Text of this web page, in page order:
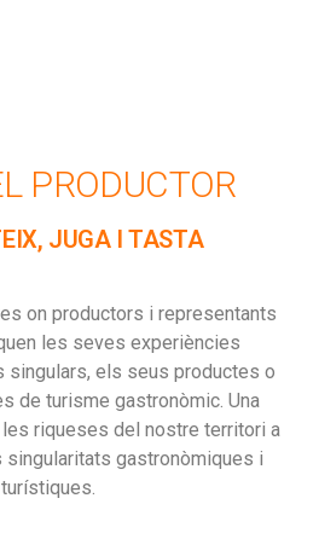
PRODUCTOR
JUGA I TASTA
on productors i representants
les seves experiències
singulars, els seus productes o
de turisme gastronòmic. Una
riqueses del nostre territori a
gastronòmiques i
turístiques.